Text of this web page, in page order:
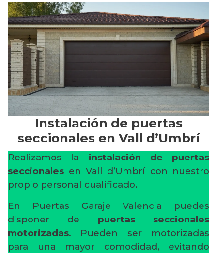
Instalación de puertas
seccionales en Vall d’Umbrí
Realizamos la instalación de puertas
seccionales en Vall d’Umbrí con nuestro
propio personal cualificado.
En Puertas Garaje Valencia puedes
disponer de puertas seccionales
motorizadas. Pueden ser motorizadas
para una mayor comodidad, evitando